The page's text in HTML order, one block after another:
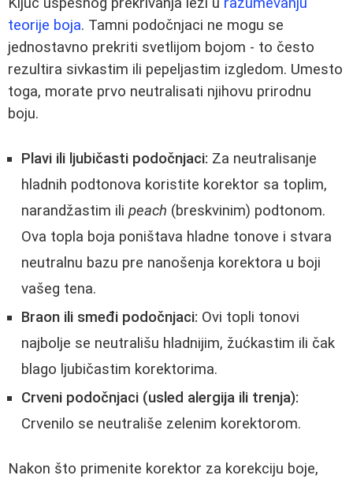
teorije boja. Tamni podočnjaci ne mogu se
jednostavno prekriti svetlijom bojom - to često
rezultira sivkastim ili pepeljastim izgledom. Umesto
toga, morate prvo neutralisati njihovu prirodnu
boju.
Plavi ili ljubičasti podočnjaci: Za neutralisanje
hladnih podtonova koristite korektor sa toplim,
narandžastim ili peach (breskvinim) podtonom.
Ova topla boja poništava hladne tonove i stvara
neutralnu bazu pre nanošenja korektora u boji
vašeg tena.
Braon ili smeđi podočnjaci: Ovi topli tonovi
najbolje se neutrališu hladnijim, žućkastim ili čak
blago ljubičastim korektorima.
Crveni podočnjaci (usled alergija ili trenja):
Crvenilo se neutrališe zelenim korektorom.
Nakon što primenite korektor za korekciju boje,